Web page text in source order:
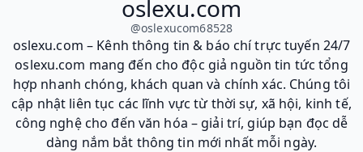
oslexu.com
@oslexucom68528
oslexu.com – Kênh thông tin & báo chí trực tuyến 24/7
oslexu.com mang đến cho độc giả nguồn tin tức tổng
hợp nhanh chóng, khách quan và chính xác. Chúng tôi
cập nhật liên tục các lĩnh vực từ thời sự, xã hội, kinh tế,
công nghệ cho đến văn hóa – giải trí, giúp bạn đọc dễ
dàng nắm bắt thông tin mới nhất mỗi ngày.